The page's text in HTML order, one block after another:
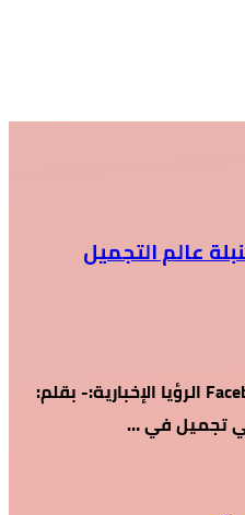
عالم التجميل
Facebook Twitter Pinterest LinkedIn الرؤيا الإخبارية:- بقلم:
تجميل في …